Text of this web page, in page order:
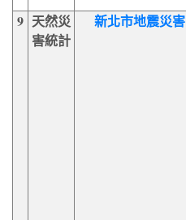
9 天然災
害統計
新北市地震災害